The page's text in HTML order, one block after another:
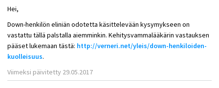
Hei,
Down-henkilön eliniän odotetta käsittelevään kysymykseen on
vastattu tällä palstalla aiemminkin. Kehitysvammalääkärin vastauksen
pääset lukemaan tästä: http://verneri.net/yleis/down-henkiloiden-
kuolleisuus.
Viimeksi päivitetty 29.05.2017